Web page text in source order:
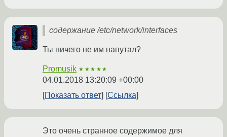
содержание /etc/network/interfaces
Ты ничего не им напутал?
Promusik ★★★★★
04.01.2018 13:20:09 +00:00
Показать ответ
Ссылка
Это очень странное содержимое для